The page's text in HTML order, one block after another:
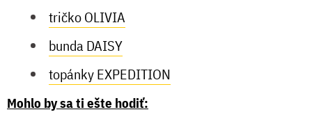
tričko OLIVIA
bunda DAISY
topánky EXPEDITION
Mohlo by sa ti ešte hodiť: